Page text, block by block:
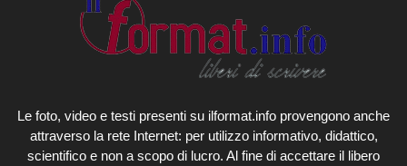
Le foto, video e testi presenti su ilformat.info provengono anche
attraverso la rete Internet: per utilizzo informativo, didattico,
scientifico e non a scopo di lucro. Al fine di accettare il libero